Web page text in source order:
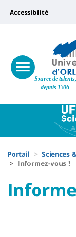
Source de talents,
depuis 1306
Université
Recherche
responsive
menu
button
Université
vers
page
Accessibilité
Université
Block
liste
d'Ariane
Portail Sciences
Informez-vous !
University
University
Titre